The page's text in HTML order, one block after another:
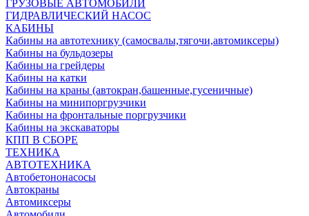
ГРУЗОВЫЕ АВТОМОБИЛИ
ГИДРАВЛИЧЕСКИЙ НАСОС
КАБИНЫ
Кабины на автотехнику (самосвалы,тягочи,автомиксеры)
Кабины на бульдозеры
Кабины на грейдеры
Кабины на катки
Кабины на краны (автокран,башенные,гусеничные)
Кабины на минипоргрузчики
Кабины на фронтальные поргрузчики
Кабины на экскаваторы
КПП В СБОРЕ
ТЕХНИКА
АВТОТЕХНИКА
Автобетононасосы
Автокраны
Автомиксеры